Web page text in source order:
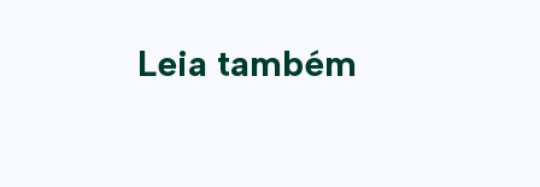
Leia também